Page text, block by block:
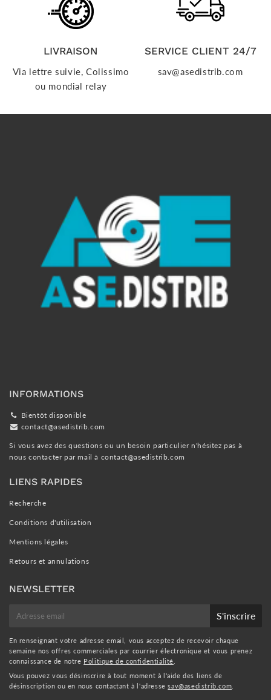
LIVRAISON
Via lettre suivie, Colissimo
ou mondial relay
SERVICE CLIENT 24/7
sav@asedistrib.com
INFORMATIONS
Bientôt disponible
contact@asedistrib.com
Si vous avez des questions ou un besoin particulier n'hésitez pas à
nous contacter par mail à contact@asedistrib.com
LIENS RAPIDES
Recherche
Conditions d'utilisation
Mentions légales
Retours et annulations
NEWSLETTER
mail
S'inscrire
En renseignant votre adresse email, vous acceptez de recevoir chaque
semaine nos offres commerciales par courrier électronique et vous prenez
connaissance de notre Politique de confidentialité
Vous pouvez vous désinscrire à tout moment à l'aide des liens de
désinscription ou en nous contactant à l'adressesav@asedistrib.com